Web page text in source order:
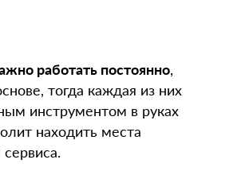
работать постоянно,
тогда каждая из них
инструментом в руках
находить места